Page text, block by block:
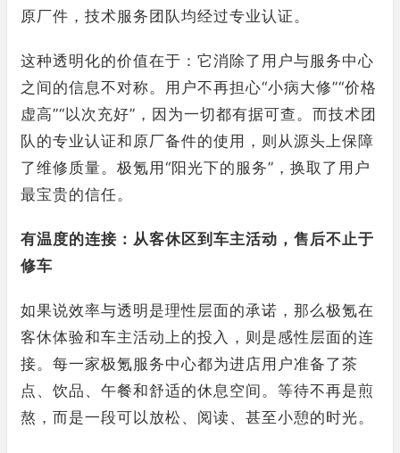
原厂件，技术服务团队均经过专业认证。
这种透明化的价值在于：它消除了用户与服务中心
之间的信息不对称。用户不再担心“小病大修”“价格
虚高”“以次充好”，因为一切都有据可查。而技术团
队的专业认证和原厂备件的使用，则从源头上保障
了维修质量。极氪用“阳光下的服务”，换取了用户
最宝贵的信任。
有温度的连接：从客休区到车主活动，售后不止于
修车
如果说效率与透明是理性层面的承诺，那么极氪在
客休体验和车主活动上的投入，则是感性层面的连
接。每一家极氪服务中心都为进店用户准备了茶
点、饮品、午餐和舒适的休息空间。等待不再是煎
熬，而是一段可以放松、阅读、甚至小憩的时光。